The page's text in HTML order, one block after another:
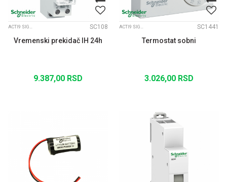
ACTI9 SIGNALIZACIJA SC108
Vremenski prekidač IH 24h
9.387,00 RSD
ACTI9 SIGNALIZACIJA SC1441
Termostat sobni
3.026,00 RSD